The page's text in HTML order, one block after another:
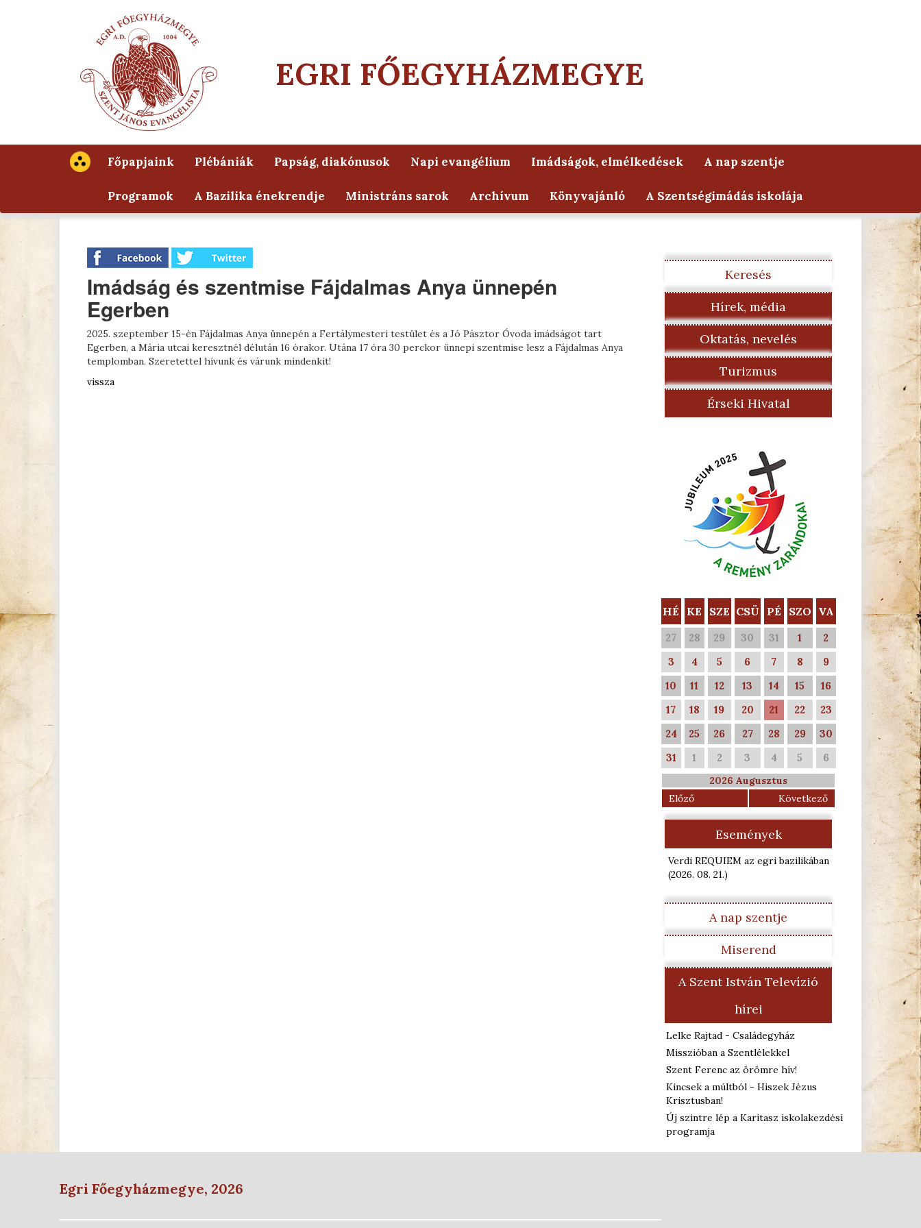
EGRI FŐEGYHÁZMEGYE
Főpapjaink Plébániák Papság, diakónusok Napi evangélium Imádságok, elmélkedések A nap szentje
Programok A Bazilika énekrendje Ministráns sarok Archívum Könyvajánló A Szentségimádás iskolája
Imádság és szentmise Fájdalmas Anya ünnepén
Egerben
2025. szeptember 15-én Fájdalmas Anya ünnepén a Fertálymesteri testület és a Jó Pásztor Óvoda imádságot tart
Egerben, a Mária utcai keresztnél délután 16 órakor. Utána 17 óra 30 perckor ünnepi szentmise lesz a Fájdalmas Anya
templomban. Szeretettel hívunk és várunk mindenkit!
vissza
Keresés
Hírek, média
Oktatás, nevelés
Turizmus
Érseki Hivatal
HÉ KE SZE CSÜ PÉ SZO VA
27 28 29 30 31 1
2
3
4 5 6 7 8
9
10
11 12 13 14 15
16
17
18 19 20 21 22
23
24
25 26 27 28 29
30
31
1 2 3 4 5 6
2026 Augusztus
Előző
Következő
Események
Verdi REQUIEM az egri bazilikában
(2026. 08. 21.)
A nap szentje
Miserend
A Szent István Televízió
hírei
Lelke Rajtad - Családegyház
Misszióban a Szentlélekkel
Szent Ferenc az örömre hív!
Kincsek a múltból - Hiszek Jézus
Krisztusban!
Új szintre lép a Karitasz iskolakezdési
programja
Egri Főegyházmegye, 2026